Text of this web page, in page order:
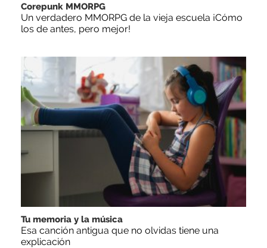
Corepunk MMORPG
Un verdadero MMORPG de la vieja escuela ¡Cómo
los de antes, pero mejor!
Tu memoria y la música
Esa canción antigua que no olvidas tiene una
explicación